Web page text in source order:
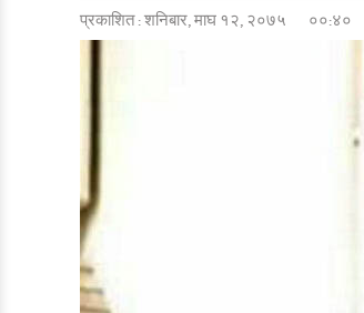
प्रकाशित : शनिबार, माघ १२, २०७५ ००:४०